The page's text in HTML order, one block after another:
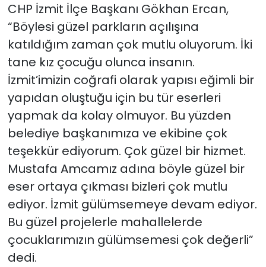
CHP İzmit İlçe Başkanı Gökhan Ercan,
“Böylesi güzel parkların açılışına
katıldığım zaman çok mutlu oluyorum. İki
tane kız çocuğu olunca insanın.
İzmit’imizin coğrafi olarak yapısı eğimli bir
yapıdan oluştuğu için bu tür eserleri
yapmak da kolay olmuyor. Bu yüzden
belediye başkanımıza ve ekibine çok
teşekkür ediyorum. Çok güzel bir hizmet.
Mustafa Amcamız adına böyle güzel bir
eser ortaya çıkması bizleri çok mutlu
ediyor. İzmit gülümsemeye devam ediyor.
Bu güzel projelerle mahallelerde
çocuklarımızın gülümsemesi çok değerli”
dedi.